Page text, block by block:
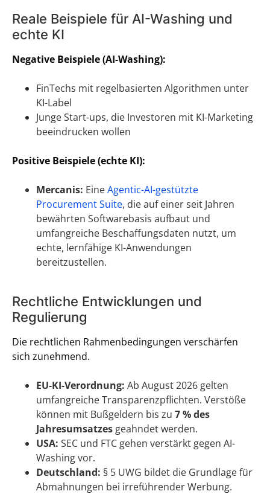
Reale Beispiele für AI-Washing und
echte KI
Negative Beispiele (AI-Washing):
FinTechs mit regelbasierten Algorithmen unter
KI-Label
Junge Start-ups, die Investoren mit KI-Marketing
beeindrucken wollen
Positive Beispiele (echte KI):
Mercanis: EineAgentic-AI-gestützte
Procurement Suite, die auf einer seit Jahren
bewährten Softwarebasis aufbaut und
umfangreiche Beschaffungsdaten nutzt, um
echte, lernfähige KI-Anwendungen
bereitzustellen.
Rechtliche Entwicklungen und
Regulierung
Die rechtlichen Rahmenbedingungen verschärfen
sich zunehmend.
EU-KI-Verordnung: Ab August 2026 gelten
umfangreiche Transparenzpflichten. Verstöße
können mit Bußgeldern bis zu 7 % des
Jahresumsatzes geahndet werden.
USA: SEC und FTC gehen verstärkt gegen AI-
Washing vor.
Deutschland: § 5 UWG bildet die Grundlage für
Abmahnungen bei irreführender Werbung.